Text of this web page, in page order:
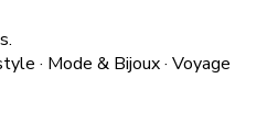
· Mode & Bijoux · Voyage